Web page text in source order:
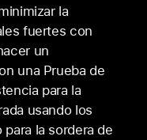
la
fuertes con
un
una Prueba de
para la
usando los
la sordera de